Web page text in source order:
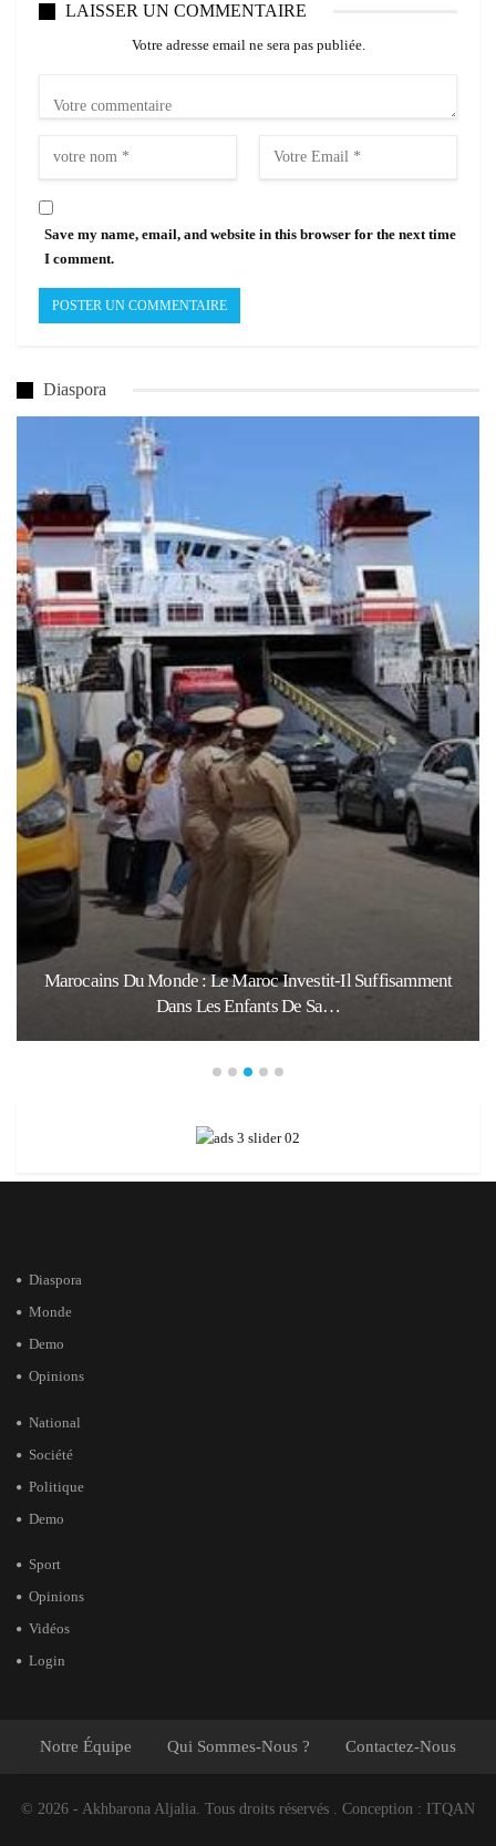
LAISSER UN COMMENTAIRE
Votre adresse email ne sera pas publiée.
Save my name, email, and website in this browser for the next time
I comment.
Diaspora
Marocains Du Monde : Le Maroc Investit-Il Suffisamment
Dans Les Enfants De Sa…
Diaspora
Monde
Demo
Opinions
National
Société
Politique
Demo
Sport
Opinions
Vidéos
Login
Notre Équipe Qui Sommes-Nous ? Contactez-Nous
© 2026 - Akhbarona Aljalia. Tous droits réservés . Conception : ITQAN